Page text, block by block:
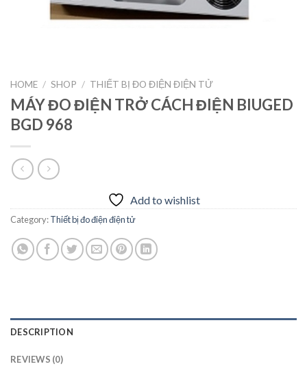
HOME / SHOP / THIẾT BỊ ĐO ĐIỆN ĐIỆN TỬ
MÁY ĐO ĐIỆN TRỞ CÁCH ĐIỆN BIUGED
BGD 968
Add to wishlist
Category:Thiết bị đo điện điện tử
DESCRIPTION
REVIEWS (0)